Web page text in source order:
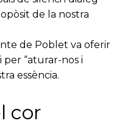
de la nostra
de Poblet va oferir
per “aturar-nos i
essència.
cor